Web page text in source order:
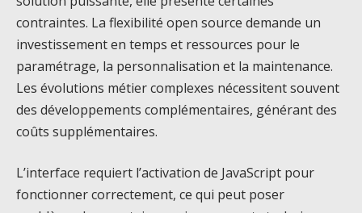
contraintes. La flexibilité open source demande un
investissement en temps et ressources pour le
paramétrage, la personnalisation et la maintenance.
Les évolutions métier complexes nécessitent souvent
des développements complémentaires, générant des
coûts supplémentaires.
L’interface requiert l’activation de JavaScript pour
fonctionner correctement, ce qui peut poser